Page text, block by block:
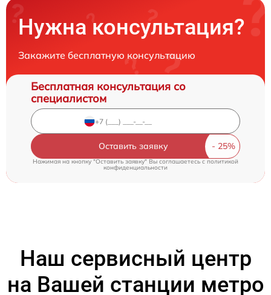
Нужна консультация?
Закажите бесплатную консультацию
Бесплатная консультация со
специалистом
Оставить заявку
Нажимая на кнопку "Оставить заявку" Вы соглашаетесь cполитикой
конфиденциальности
Наш сервисный центр
на Вашей станции метро